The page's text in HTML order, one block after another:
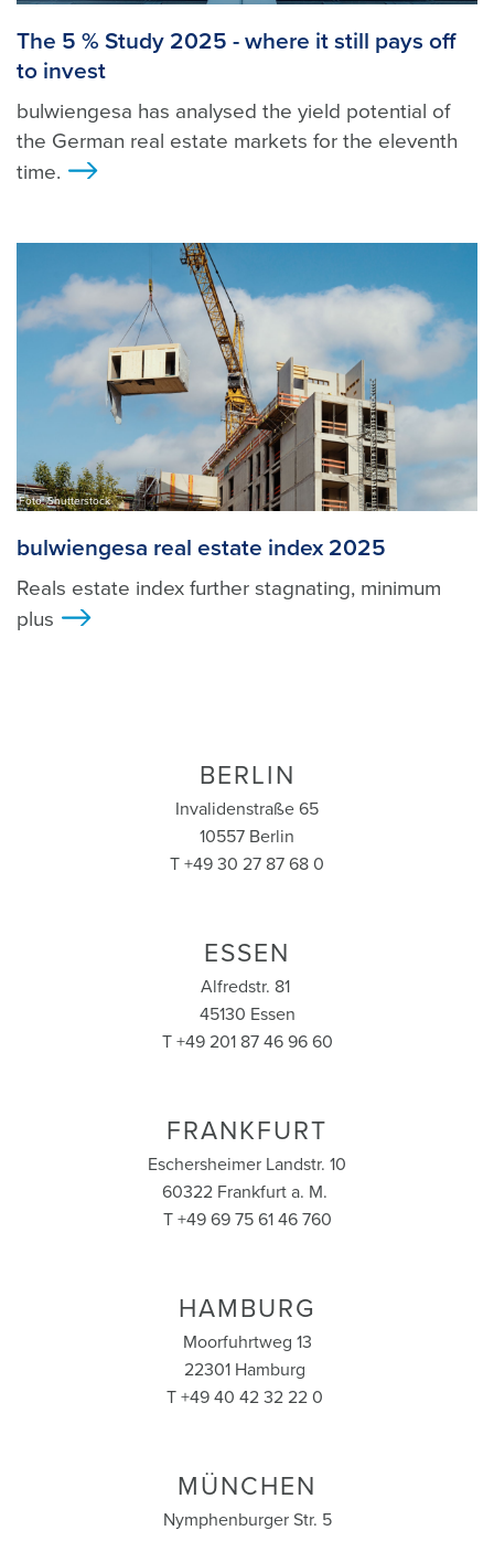
The 5 % Study 2025 - where it still pays off
to invest
bulwiengesa has analysed the yield potential of
the German real estate markets for the eleventh
time.
Foto: Shutterstock
bulwiengesa real estate index 2025
Reals estate index further stagnating, minimum
plus
BERLIN
Invalidenstraße 65
10557 Berlin
T +49 30 27 87 68 0
ESSEN
Alfredstr. 81
45130 Essen
T +49 201 87 46 96 60
FRANKFURT
Eschersheimer Landstr. 10
60322 Frankfurt a. M.
T +49 69 75 61 46 760
HAMBURG
Moorfuhrtweg 13
22301 Hamburg
T +49 40 42 32 22 0
MÜNCHEN
Nymphenburger Str. 5